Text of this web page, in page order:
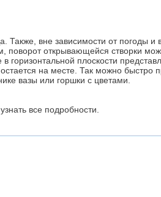
вне зависимости от погоды и
поворот открывающейся створки
горизонтальной плоскости
на месте. Так можно быстро
вазы или горшки с цветами.
все подробности.